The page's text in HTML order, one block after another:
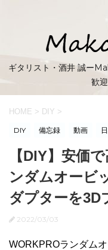
ギタリスト・酒井 誠ー
歓
HOME > DIY >
DIY 備忘録 動画
【DIY】安価
ンダムオービ
ダプターを3D
2022/03/03
WORKPROランダム